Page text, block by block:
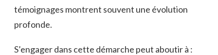
témoignages montrent souvent une évolution
profonde.
S’engager dans cette démarche peut aboutir à :